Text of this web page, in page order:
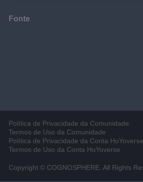
Fonte
Política de Privacidade da Comunidade
Termos de Uso da Comunidade
Política de Privacidade da Conta HoYoverse
Termos de Uso da Conta HoYoverse
Copyright © COGNOSPHERE. All Rights